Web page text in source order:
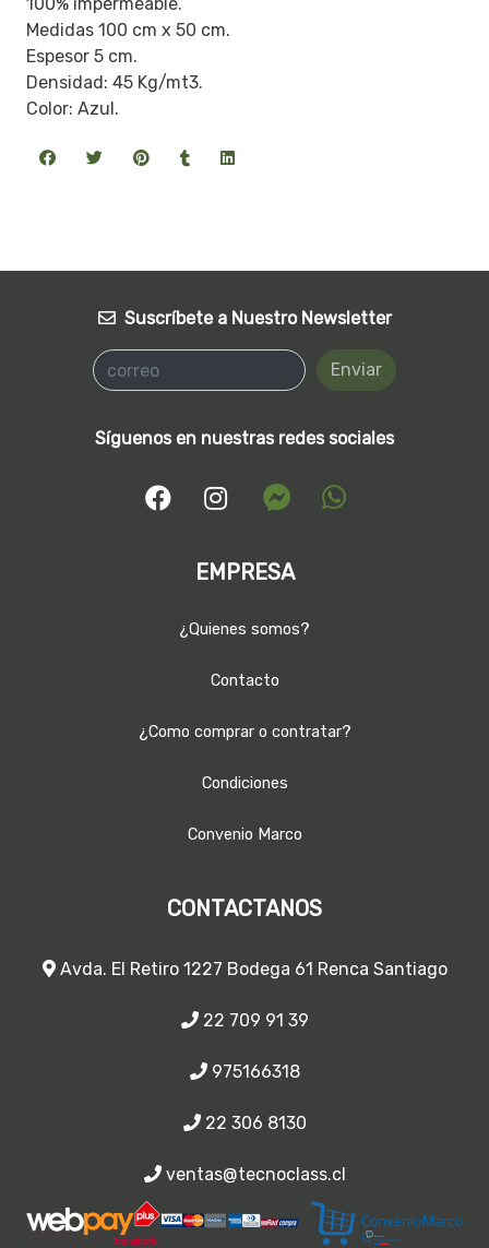
Medidas 100 cm x 50 cm.
Espesor 5 cm.
Densidad: 45 Kg/mt3.
Color: Azul.
Suscríbete a Nuestro Newsletter
Enviar
Síguenos en nuestras redes sociales
EMPRESA
¿Quienes somos?
Contacto
¿Como comprar o contratar?
Condiciones
Convenio Marco
CONTACTANOS
Avda. El Retiro 1227 Bodega 61 Renca Santiago
22 709 91 39
975166318
22 306 8130
ventas@tecnoclass.cl